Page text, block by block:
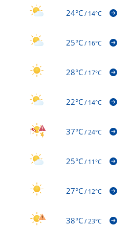
24°C/14°C
25°C/16°C
28°C/17°C
22°C/14°C
37°C/24°C
25°C/11°C
27°C/12°C
38°C/23°C